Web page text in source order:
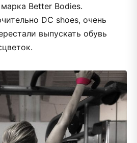
Better Bodies.
DC shoes, очень
выпускать обувь